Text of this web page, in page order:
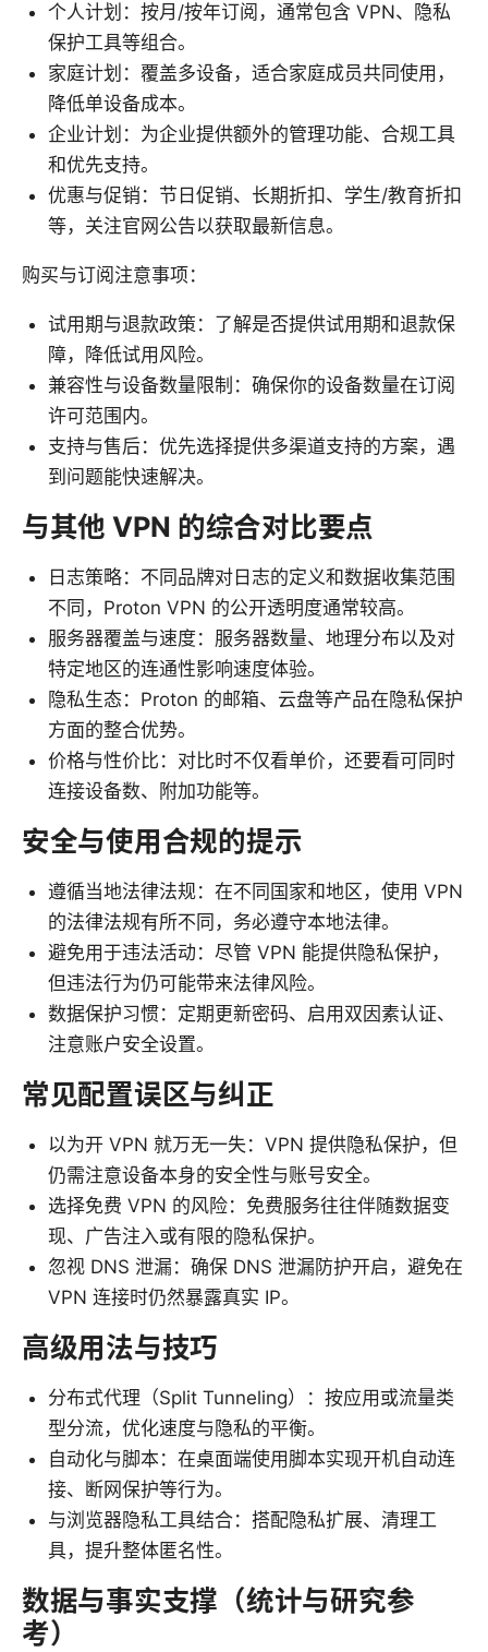
个人计划：按月/按年订阅，通常包含 VPN、隐私
保护工具等组合。
家庭计划：覆盖多设备，适合家庭成员共同使用，
降低单设备成本。
企业计划：为企业提供额外的管理功能、合规工具
和优先支持。
优惠与促销：节日促销、长期折扣、学生/教育折扣
等，关注官网公告以获取最新信息。
购买与订阅注意事项：
试用期与退款政策：了解是否提供试用期和退款保
障，降低试用风险。
兼容性与设备数量限制：确保你的设备数量在订阅
许可范围内。
支持与售后：优先选择提供多渠道支持的方案，遇
到问题能快速解决。
与其他 VPN 的综合对比要点
日志策略：不同品牌对日志的定义和数据收集范围
不同，Proton VPN 的公开透明度通常较高。
服务器覆盖与速度：服务器数量、地理分布以及对
特定地区的连通性影响速度体验。
隐私生态：Proton 的邮箱、云盘等产品在隐私保护
方面的整合优势。
价格与性价比：对比时不仅看单价，还要看可同时
连接设备数、附加功能等。
安全与使用合规的提示
遵循当地法律法规：在不同国家和地区，使用 VPN
的法律法规有所不同，务必遵守本地法律。
避免用于违法活动：尽管 VPN 能提供隐私保护，
但违法行为仍可能带来法律风险。
数据保护习惯：定期更新密码、启用双因素认证、
注意账户安全设置。
常见配置误区与纠正
以为开 VPN 就万无一失：VPN 提供隐私保护，但
仍需注意设备本身的安全性与账号安全。
选择免费 VPN 的风险：免费服务往往伴随数据变
现、广告注入或有限的隐私保护。
忽视 DNS 泄漏：确保 DNS 泄漏防护开启，避免在
VPN 连接时仍然暴露真实 IP。
高级用法与技巧
分布式代理（Split Tunneling）：按应用或流量类
型分流，优化速度与隐私的平衡。
自动化与脚本：在桌面端使用脚本实现开机自动连
接、断网保护等行为。
与浏览器隐私工具结合：搭配隐私扩展、清理工
具，提升整体匿名性。
数据与事实支撑（统计与研究参
考）